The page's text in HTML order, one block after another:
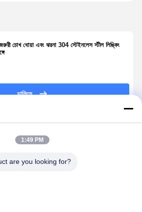
চোখ ধোয়া এবং ঝরনা 304 স্টেইনলেস স্টীল লিঙ্কিং
চালিয়ে
1:49 PM
are you looking for?